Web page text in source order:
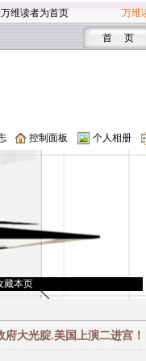
维读者为首页 万维
首 页
控制面板 个人相册
藏本页
大光腚.美国上演二进宫！